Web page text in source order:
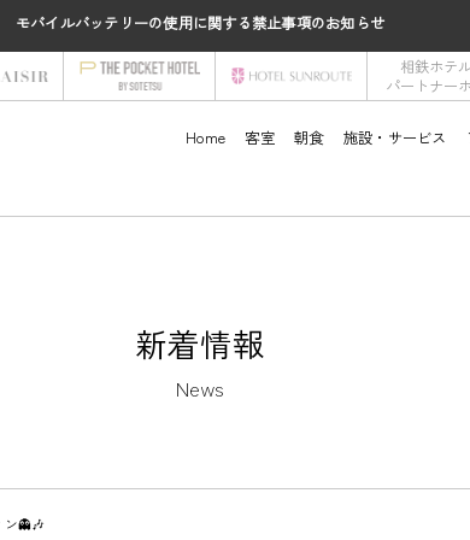
モバイルバッテリーの使用に関する禁止事項のお知らせ
相鉄ホテ
パートナー
Home 客室 朝食 施設・サービス
新着情報
News
👻🎶